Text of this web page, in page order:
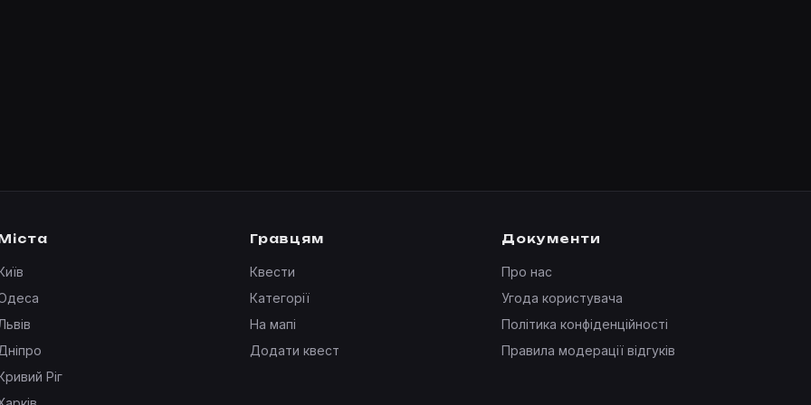
Ріг
Гравцям
Квести
Категорії
На мапі
Додати квест
Документи
Про нас
Угода користувача
Політика конфіденційності
Правила модерації відгуків